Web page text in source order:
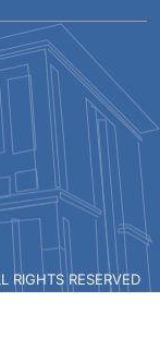
RESERVED